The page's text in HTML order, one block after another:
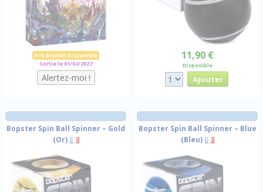
Prix Bientôt Disponible
Sortie le 01/02/2027
11,90 €
Disponible
Bopster Spin Ball Spinner – Gold
(Or)
Bopster Spin Ball Spinner – Blue
(Bleu)